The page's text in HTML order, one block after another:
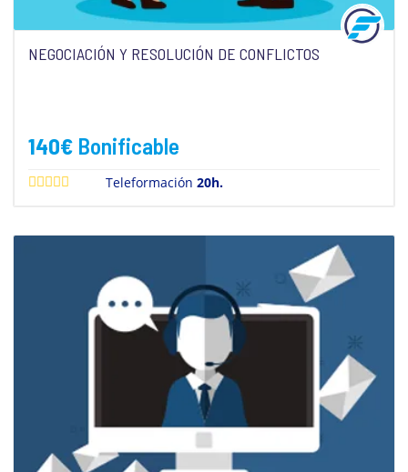
NEGOCIACIÓN Y RESOLUCIÓN DE CONFLICTOS
140€ Bonificable
Teleformación20h.